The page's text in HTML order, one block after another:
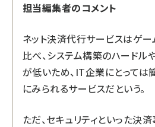
担当編集者のコメント
ネット決済代行サービスはゲ
比べ、システム構築のハード
が低いため、IT企業にとっては
にみられるサービスだという。
ただ、セキュリティといった決